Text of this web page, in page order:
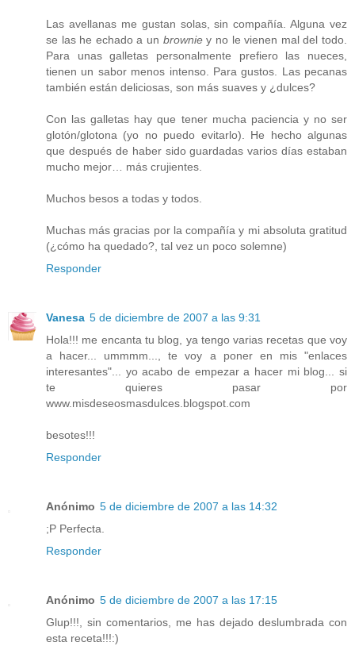
Las avellanas me gustan solas, sin compañía. Alguna vez
se las he echado a un browniey no le vienen mal del todo.
Para unas galletas personalmente prefiero las nueces,
tienen un sabor menos intenso. Para gustos. Las pecanas
también están deliciosas, son más suaves y ¿dulces?
Con las galletas hay que tener mucha paciencia y no ser
glotón/glotona (yo no puedo evitarlo). He hecho algunas
que después de haber sido guardadas varios días estaban
mucho mejor… más crujientes.
Muchos besos a todas y todos.
Muchas más gracias por la compañía y mi absoluta gratitud
(¿cómo ha quedado?, tal vez un poco solemne)
Responder
Vanesa 5 de diciembre de 2007 a las 9:31
Hola!!! me encanta tu blog, ya tengo varias recetas que voy
a hacer... ummmm..., te voy a poner en mis "enlaces
interesantes"... yo acabo de empezar a hacer mi blog... si
te quieres pasar por
www.misdeseosmasdulces.blogspot.com
besotes!!!
Responder
Anónimo 5 de diciembre de 2007 a las 14:32
;P Perfecta.
Responder
Anónimo 5 de diciembre de 2007 a las 17:15
Glup!!!, sin comentarios, me has dejado deslumbrada con
esta receta!!!:)